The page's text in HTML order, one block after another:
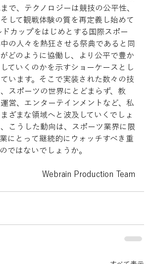
で、テクノロジーは競技の公平性、
して観戦体験の質を再定義し始めて
ドカップをはじめとする国際スポー
の人々を熱狂させる祭典であると同
どのように協働し、より公平で豊か
ていくのかを示すショーケースとし
います。そこで実装された数々の技
スポーツの世界にとどまらず、教
営、エンターテインメントなど、私
ざまな領域へと波及していくでしょ
こうした動向は、スポーツ業界に限
にとって継続的にウォッチすべき重
ではないでしょうか。
Webrain Production Team